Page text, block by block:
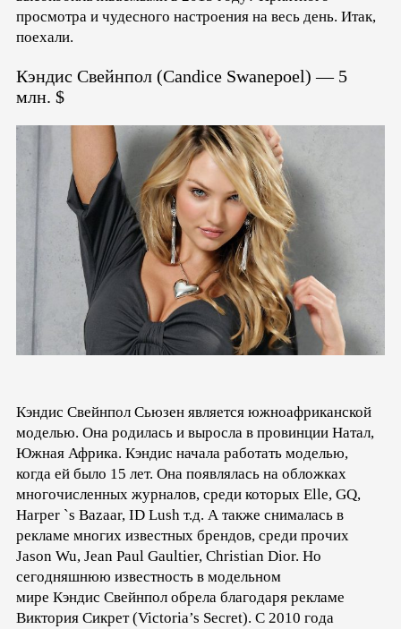
просмотра и чудесного настроения на весь день. Итак,
поехали.
Кэндис Свейнпол (Candice Swanepoel) — 5
млн. $
Кэндис Свейнпол Сьюзен является южноафриканской
моделью. Она родилась и выросла в провинции Натал,
Южная Африка. Кэндис начала работать моделью,
когда ей было 15 лет. Она появлялась на обложках
многочисленных журналов, среди которых Elle, GQ,
Harper `s Bazaar, ID Lush т.д. А также снималась в
рекламе многих известных брендов, среди прочих
Jason Wu, Jean Paul Gaultier, Christian Dior. Но
сегодняшнюю известность в модельном
мире Кэндис Свейнпол обрела благодаря рекламе
Виктория Сикрет (Victoria’s Secret). С 2010 года